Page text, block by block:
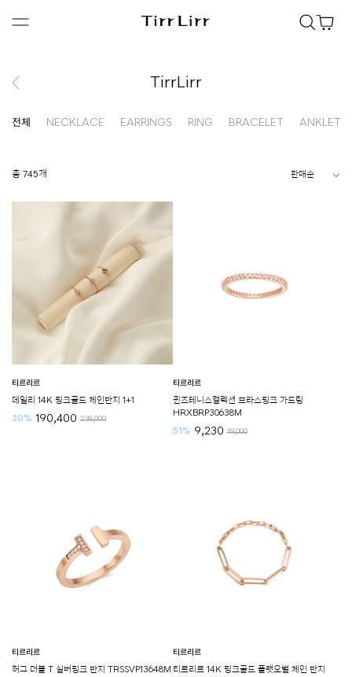
TirrLirr
전체 NECKLACE EARRINGS RING BRACELET ANKLET
총 745개
티르리르
데일리 14K 핑크골드 체인반지 1+1
20% 190,400 238,000
티르리르
퀸즈테니스컬렉션 브라스핑크 가드링
HRXBRP30638M
51% 9,230 19,000
티르리르
허그 더블 T 실버핑크 반지 TRSSVP13648M
티르리르
티르리르 14K 핑크골드 플랫오벌 체인 반지